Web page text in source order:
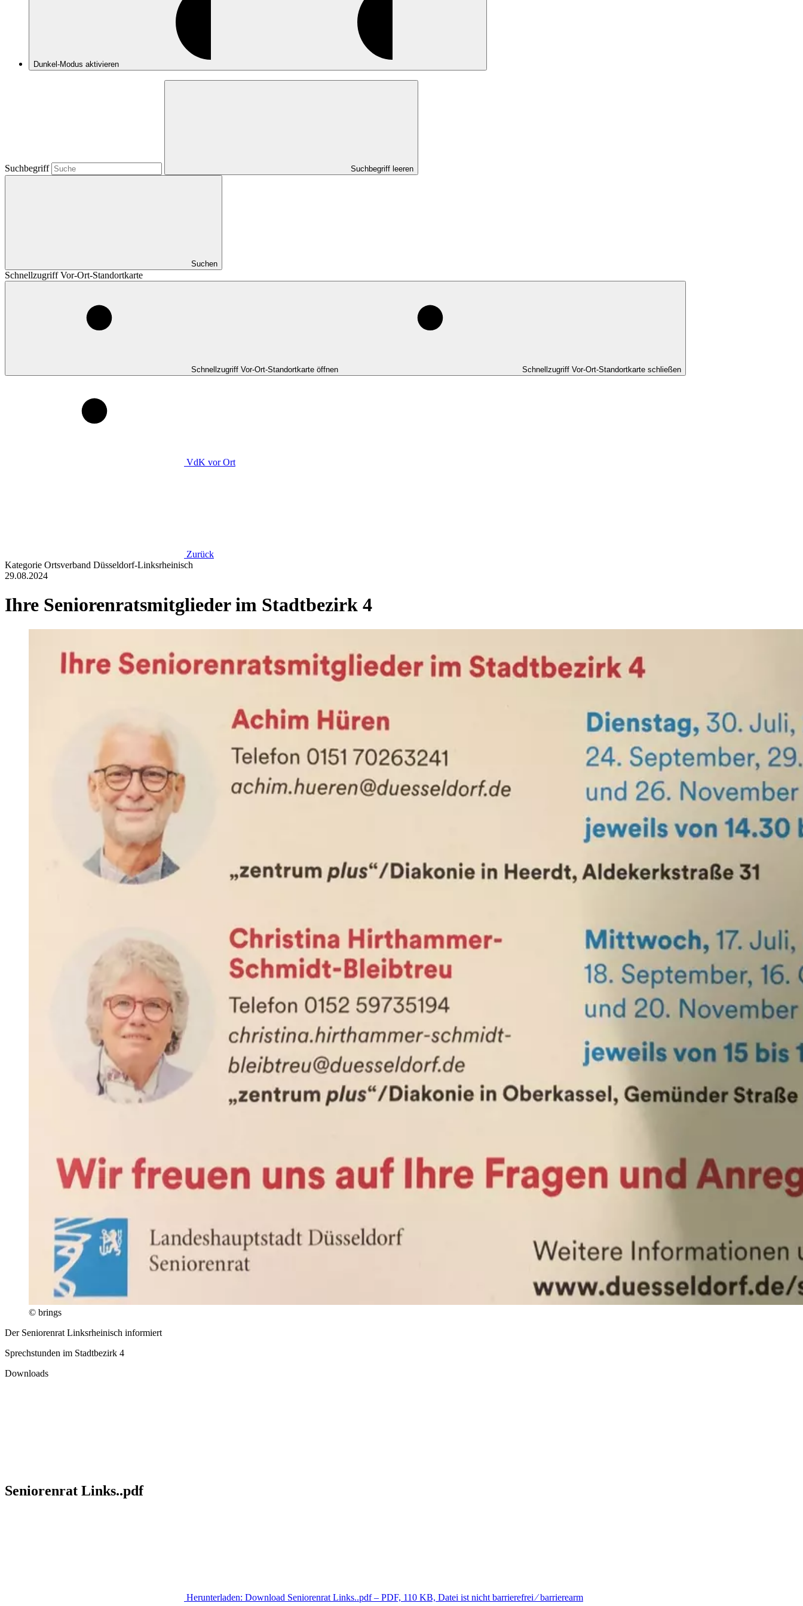
Dunkel-Modus aktivieren
Suchbegriff Suchbegriff leeren
Suchen
Schnellzugriff Vor-Ort-Standortkarte
Schnellzugriff Vor-Ort-Standortkarte öffnen Schnellzugriff Vor-Ort-Standortkarte schließen
VdK vor Ort
Zurück
Kategorie Ortsverband Düsseldorf-Linksrheinisch
29.08.2024
Ihre Seniorenratsmitglieder im Stadtbezirk 4
© brings
Der Seniorenrat Linksrheinisch informiert
Sprechstunden im Stadtbezirk 4
Downloads
Seniorenrat Links..pdf
Herunterladen: Download Seniorenrat Links..pdf – PDF, 110 KB, Datei ist nicht barrierefrei ⁄ barrierearm